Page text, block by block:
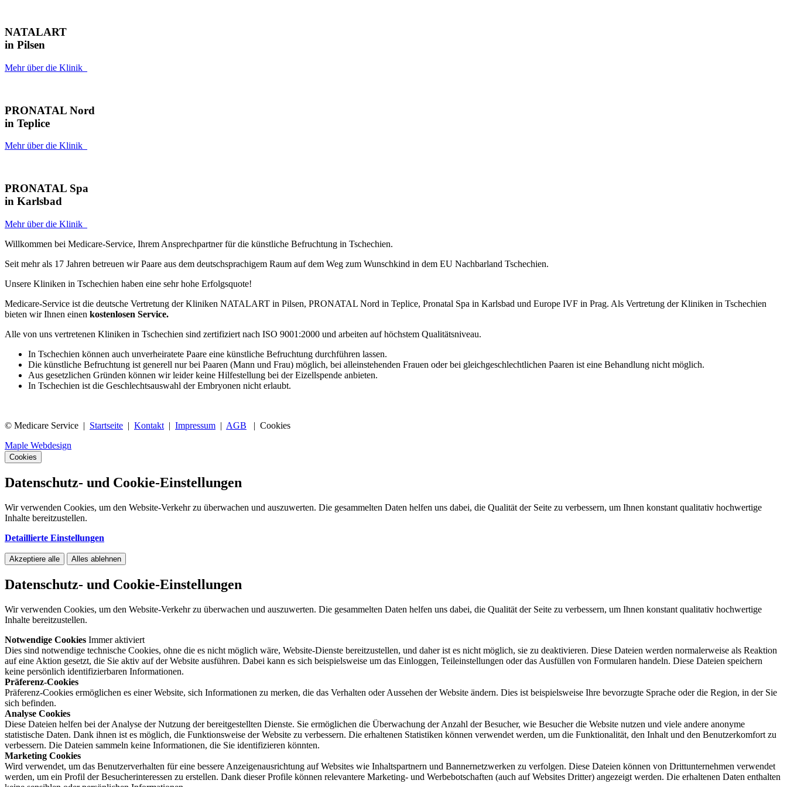
NATALART
in Pilsen
Mehr über die Klinik
PRONATAL Nord
in Teplice
Mehr über die Klinik
PRONATAL Spa
in Karlsbad
Mehr über die Klinik
Willkommen bei Medicare-Service, Ihrem Ansprechpartner für die künstliche Befruchtung in Tschechien.
Seit mehr als 17 Jahren betreuen wir Paare aus dem deutschsprachigem Raum auf dem Weg zum Wunschkind in dem EU Nachbarland Tschechien.
Unsere Kliniken in Tschechien haben eine sehr hohe Erfolgsquote!
Medicare-Service ist die deutsche Vertretung der Kliniken NATALART in Pilsen, PRONATAL Nord in Teplice, Pronatal Spa in Karlsbad und Europe IVF in Prag. Als Vertretung der Kliniken in Tschechien
bieten wir Ihnen einen kostenlosen Service.
Alle von uns vertretenen Kliniken in Tschechien sind zertifiziert nach ISO 9001:2000 und arbeiten auf höchstem Qualitätsniveau.
In Tschechien können auch unverheiratete Paare eine künstliche Befruchtung durchführen lassen.
Die künstliche Befruchtung ist generell nur bei Paaren (Mann und Frau) möglich, bei alleinstehenden Frauen oder bei gleichgeschlechtlichen Paaren ist eine Behandlung nicht möglich.
Aus gesetzlichen Gründen können wir leider keine Hilfestellung bei der Eizellspende anbieten.
In Tschechien ist die Geschlechtsauswahl der Embryonen nicht erlaubt.
© Medicare Service | Startseite | Kontakt | Impressum | AGB | Cookies
Maple Webdesign
Cookies
Datenschutz- und Cookie-Einstellungen
Wir verwenden Cookies, um den Website-Verkehr zu überwachen und auszuwerten. Die gesammelten Daten helfen uns dabei, die Qualität der Seite zu verbessern, um Ihnen konstant qualitativ hochwertige
Inhalte bereitzustellen.
Detaillierte Einstellungen
Akzeptiere alle Alles ablehnen
Datenschutz- und Cookie-Einstellungen
Wir verwenden Cookies, um den Website-Verkehr zu überwachen und auszuwerten. Die gesammelten Daten helfen uns dabei, die Qualität der Seite zu verbessern, um Ihnen konstant qualitativ hochwertige
Inhalte bereitzustellen.
Notwendige Cookies Immer aktiviert
Dies sind notwendige technische Cookies, ohne die es nicht möglich wäre, Website-Dienste bereitzustellen, und daher ist es nicht möglich, sie zu deaktivieren. Diese Dateien werden normalerweise als Reaktion
auf eine Aktion gesetzt, die Sie aktiv auf der Website ausführen. Dabei kann es sich beispielsweise um das Einloggen, Teileinstellungen oder das Ausfüllen von Formularen handeln. Diese Dateien speichern
keine persönlich identifizierbaren Informationen.
Präferenz-Cookies
Präferenz-Cookies ermöglichen es einer Website, sich Informationen zu merken, die das Verhalten oder Aussehen der Website ändern. Dies ist beispielsweise Ihre bevorzugte Sprache oder die Region, in der Sie
sich befinden.
Analyse Cookies
Diese Dateien helfen bei der Analyse der Nutzung der bereitgestellten Dienste. Sie ermöglichen die Überwachung der Anzahl der Besucher, wie Besucher die Website nutzen und viele andere anonyme
statistische Daten. Dank ihnen ist es möglich, die Funktionsweise der Website zu verbessern. Die erhaltenen Statistiken können verwendet werden, um die Funktionalität, den Inhalt und den Benutzerkomfort zu
verbessern. Die Dateien sammeln keine Informationen, die Sie identifizieren könnten.
Marketing Cookies
Wird verwendet, um das Benutzerverhalten für eine bessere Anzeigenausrichtung auf Websites wie Inhaltspartnern und Bannernetzwerken zu verfolgen. Diese Dateien können von Drittunternehmen verwendet
werden, um ein Profil der Besucherinteressen zu erstellen. Dank dieser Profile können relevantere Marketing- und Werbebotschaften (auch auf Websites Dritter) angezeigt werden. Die erhaltenen Daten enthalten